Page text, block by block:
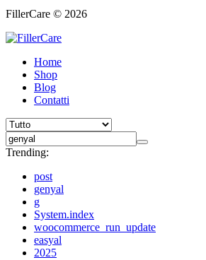
FillerCare © 2026
Home
Shop
Blog
Contatti
Trending:
post
genyal
g
System.index
woocommerce_run_update
easyal
2025